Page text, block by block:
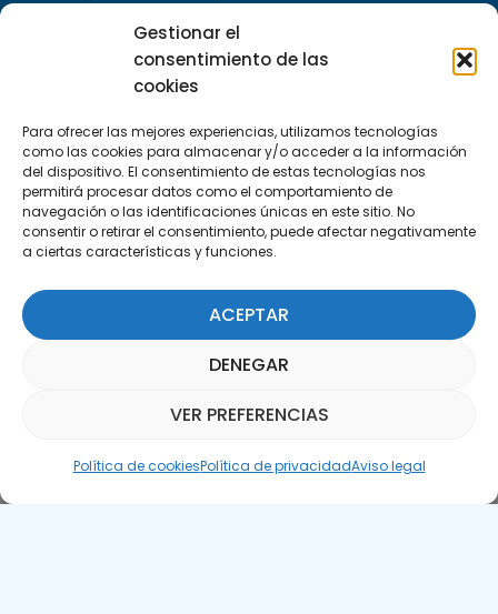
Gestionar el
consentimiento de las
cookies
Para ofrecer las mejores experiencias, utilizamos tecnologías
como las cookies para almacenar y/o acceder a la información
del dispositivo. El consentimiento de estas tecnologías nos
permitirá procesar datos como el comportamiento de
navegación o las identificaciones únicas en este sitio. No
consentir o retirar el consentimiento, puede afectar negativamente
a ciertas características y funciones.
ACEPTAR
DENEGAR
VER PREFERENCIAS
Política de cookiesPolítica de privacidadAviso legal
Suscríbete a nuestra Newsletter
SUSCRÍBETE AQUÍ